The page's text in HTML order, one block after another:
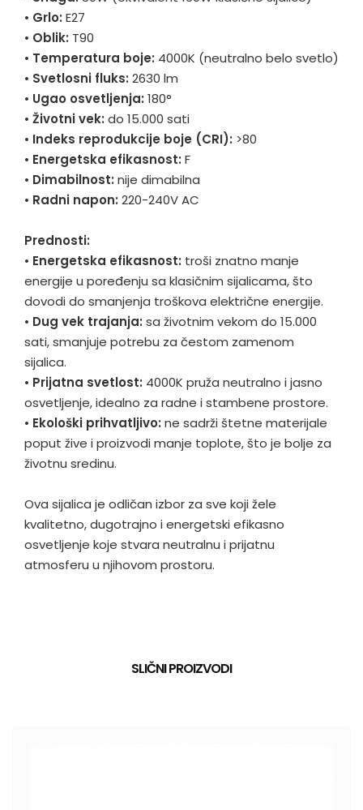
• Grlo: E27
• Oblik: T90
• Temperatura boje: 4000K (neutralno belo svetlo)
• Svetlosni fluks: 2630 lm
• Ugao osvetljenja: 180°
• Životni vek: do 15.000 sati
• Indeks reprodukcije boje (CRI): >80
• Energetska efikasnost: F
• Dimabilnost: nije dimabilna
• Radni napon: 220-240V AC
Prednosti:
• Energetska efikasnost: troši znatno manje
energije u poređenju sa klasičnim sijalicama, što
dovodi do smanjenja troškova električne energije.
• Dug vek trajanja: sa životnim vekom do 15.000
sati, smanjuje potrebu za čestom zamenom
sijalica.
• Prijatna svetlost: 4000K pruža neutralno i jasno
osvetljenje, idealno za radne i stambene prostore.
• Ekološki prihvatljivo: ne sadrži štetne materijale
poput žive i proizvodi manje toplote, što je bolje za
životnu sredinu.
Ova sijalica je odličan izbor za sve koji žele
kvalitetno, dugotrajno i energetski efikasno
osvetljenje koje stvara neutralnu i prijatnu
atmosferu u njihovom prostoru.
SLIČNI PROIZVODI